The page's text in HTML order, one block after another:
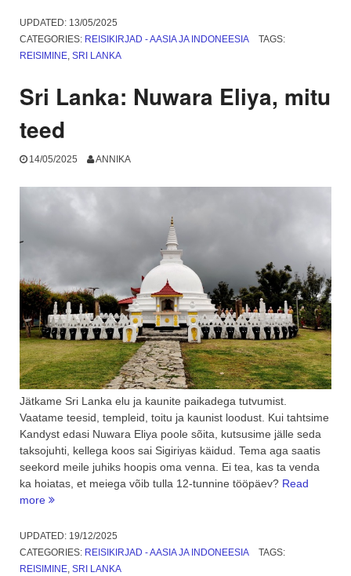
ja
UPDATED: 13/05/2025
CATEGORIES: REISIKIRJAD - AASIA JA INDONEESIA
TAGS:
REISIMINE, SRI LANKA
Sri Lanka: Nuwara Eliya, mitu
teed
14/05/2025 ANNIKA
Jätkame Sri Lanka elu ja kaunite paikadega tutvumist.
Vaatame teesid, templeid, toitu ja kaunist loodust. Kui tahtsime
Kandyst edasi Nuwara Eliya poole sõita, kutsusime jälle seda
taksojuhti, kellega koos sai Sigiriyas käidud. Tema aga saatis
seekord meile juhiks hoopis oma venna. Ei tea, kas ta venda
ka hoiatas, et meiega võib tulla 12-tunnine tööpäev? Read
more “Sri
Nuwara
Eliya,
mitu
UPDATED: 19/12/2025
CATEGORIES: REISIKIRJAD - AASIA JA INDONEESIA
TAGS:
REISIMINE, SRI LANKA